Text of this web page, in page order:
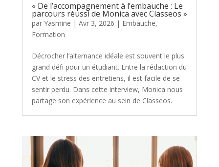
« De l’accompagnement à l’embauche : Le
parcours réussi de Monica avec Classeos »
par Yasmine | Avr 3, 2026 | Embauche,
Formation
Décrocher l’alternance idéale est souvent le plus
grand défi pour un étudiant. Entre la rédaction du
CV et le stress des entretiens, il est facile de se
sentir perdu. Dans cette interview, Monica nous
partage son expérience au sein de Classeos.